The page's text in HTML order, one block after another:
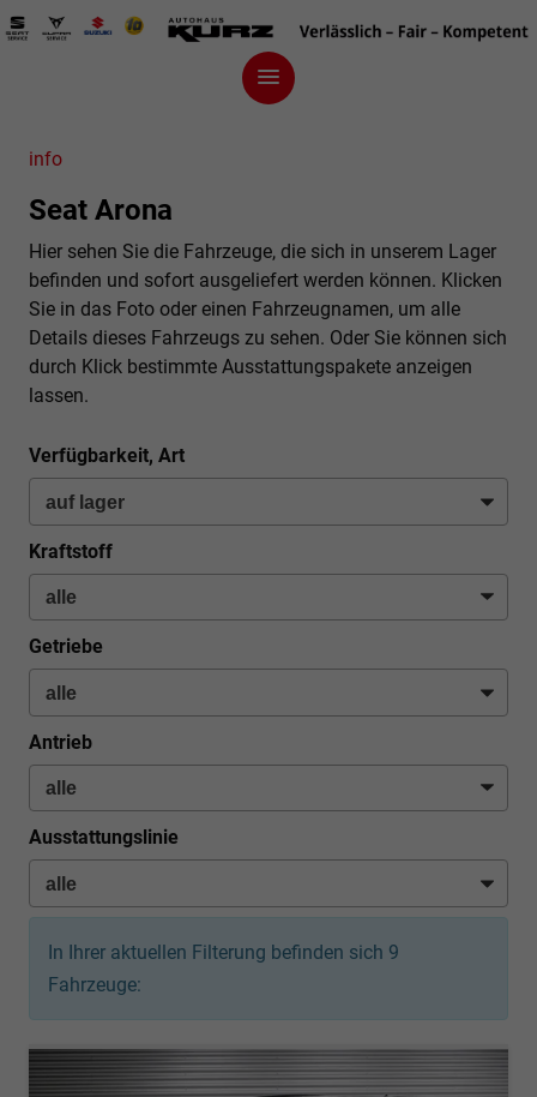
info
Seat Arona
Hier sehen Sie die Fahrzeuge, die sich in unserem Lager
befinden und sofort ausgeliefert werden können. Klicken
Sie in das Foto oder einen Fahrzeugnamen, um alle
Details dieses Fahrzeugs zu sehen. Oder Sie können sich
durch Klick bestimmte Ausstattungspakete anzeigen
lassen.
Verfügbarkeit, Art
Kraftstoff
Getriebe
Antrieb
Ausstattungslinie
In Ihrer aktuellen Filterung befinden sich 9
Fahrzeuge: